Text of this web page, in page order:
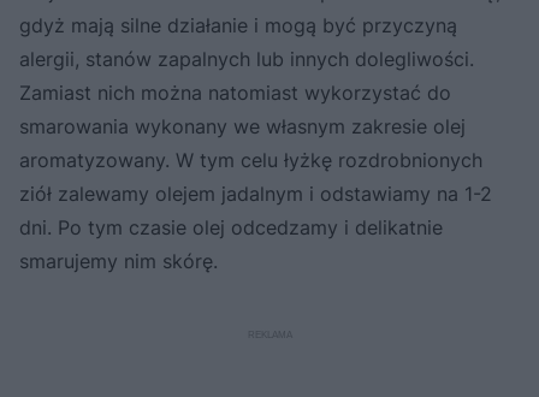
gdyż mają silne działanie i mogą być przyczyną
alergii, stanów zapalnych lub innych dolegliwości.
Zamiast nich można natomiast wykorzystać do
smarowania wykonany we własnym zakresie olej
aromatyzowany. W tym celu łyżkę rozdrobnionych
ziół zalewamy olejem jadalnym i odstawiamy na 1-2
dni. Po tym czasie olej odcedzamy i delikatnie
smarujemy nim skórę.